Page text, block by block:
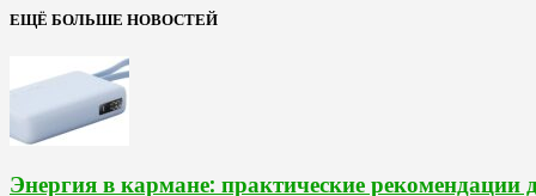
ЕЩЁ БОЛЬШЕ НОВОСТЕЙ
Энергия в кармане: практические рекомендации